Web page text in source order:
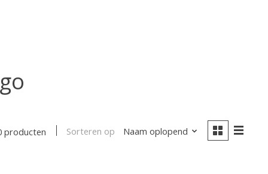
producten Sorteren op Naam oplopend